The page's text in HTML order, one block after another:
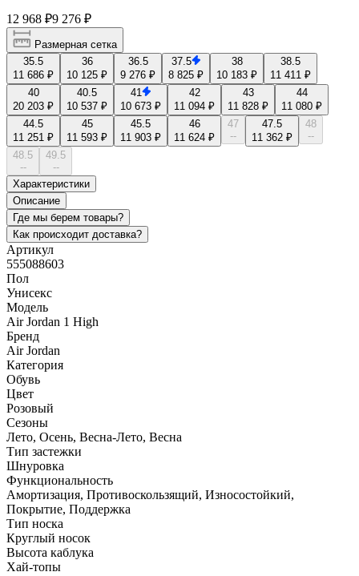
12 968 ₽9 276 ₽
Размерная сетка
35.5
11 686 ₽
36
10 125 ₽
36.5
9 276 ₽
37.5
8 825 ₽
38
10 183 ₽
38.5
11 411 ₽
40
20 203 ₽
40.5
10 537 ₽
41
10 673 ₽
42
11 094 ₽
43
11 828 ₽
44
11 080 ₽
44.5
11 251 ₽
45
11 593 ₽
45.5
11 903 ₽
46
11 624 ₽
47
--
47.5
11 362 ₽
48
--
48.5
--
49.5
--
Характеристики
Описание
Где мы берем товары?
Как происходит доставка?
Артикул
555088603
Пол
Унисекс
Модель
Air Jordan 1 High
Бренд
Air Jordan
Категория
Обувь
Цвет
Розовый
Сезоны
Лето, Осень, Весна-Лето, Весна
Тип застежки
Шнуровка
Функциональность
Амортизация, Противоскользящий, Износостойкий,
Покрытие, Поддержка
Тип носка
Круглый носок
Высота каблука
Хай-топы